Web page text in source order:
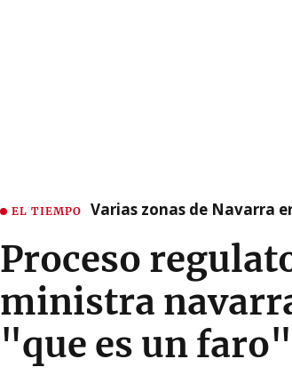
EL TIEMPO Varias zonas de Navarra
Proceso
ministra
"que es un faro"